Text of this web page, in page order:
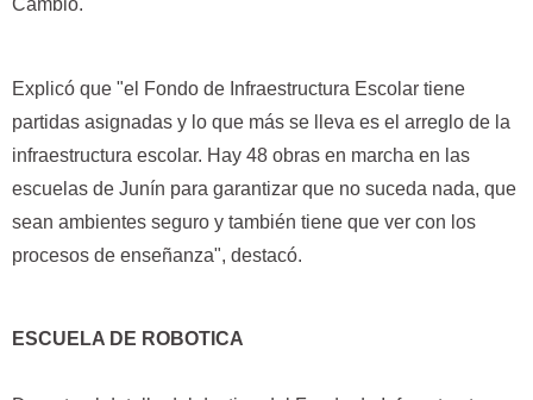
Cambio.
Explicó que "el Fondo de Infraestructura Escolar tiene
partidas asignadas y lo que más se lleva es el arreglo de la
infraestructura escolar. Hay 48 obras en marcha en las
escuelas de Junín para garantizar que no suceda nada, que
sean ambientes seguro y también tiene que ver con los
procesos de enseñanza", destacó.
ESCUELA DE ROBOTICA